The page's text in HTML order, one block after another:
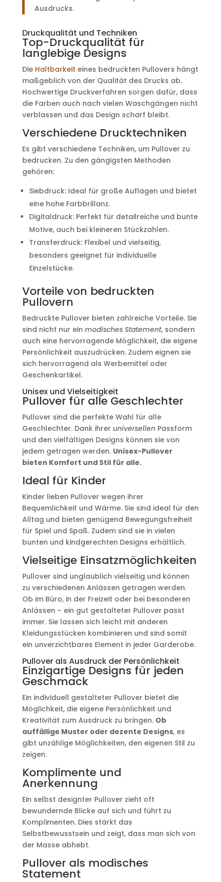
Ausdrucks.
Druckqualität und Techniken
Top-Druckqualität für
langlebige Designs
Die Haltbarkeit eines bedruckten Pullovers hängt
maßgeblich von der Qualität des Drucks ab.
Hochwertige Druckverfahren sorgen dafür, dass
die Farben auch nach vielen Waschgängen nicht
verblassen und das Design scharf bleibt.
Verschiedene Drucktechniken
Es gibt verschiedene Techniken, um Pullover zu
bedrucken. Zu den gängigsten Methoden
gehören:
Siebdruck: Ideal für große Auflagen und bietet
eine hohe Farbbrillanz.
Digitaldruck: Perfekt für detailreiche und bunte
Motive, auch bei kleineren Stückzahlen.
Transferdruck: Flexibel und vielseitig,
besonders geeignet für individuelle
Einzelstücke.
Vorteile von bedruckten
Pullovern
Bedruckte Pullover bieten zahlreiche Vorteile. Sie
sind nicht nur ein modisches Statement, sondern
auch eine hervorragende Möglichkeit, die eigene
Persönlichkeit auszudrücken. Zudem eignen sie
sich hervorragend als Werbemittel oder
Geschenkartikel.
Unisex und Vielseitigkeit
Pullover für alle Geschlechter
Pullover sind die perfekte Wahl für alle
Geschlechter. Dank ihrer universellenPassform
und den vielfältigen Designs können sie von
jedem getragen werden. Unisex-Pullover
bieten Komfort und Stil für alle.
Ideal für Kinder
Kinder lieben Pullover wegen ihrer
Bequemlichkeit und Wärme. Sie sind ideal für den
Alltag und bieten genügend Bewegungsfreiheit
für Spiel und Spaß. Zudem sind sie in vielen
bunten und kindgerechten Designs erhältlich.
Vielseitige Einsatzmöglichkeiten
Pullover sind unglaublich vielseitig und können
zu verschiedenen Anlässen getragen werden.
Ob im Büro, in der Freizeit oder bei besonderen
Anlässen – ein gut gestalteter Pullover passt
immer. Sie lassen sich leicht mit anderen
Kleidungsstücken kombinieren und sind somit
ein unverzichtbares Element in jeder Garderobe.
Pullover als Ausdruck der Persönlichkeit
Einzigartige Designs für jeden
Geschmack
Ein individuell gestalteter Pullover bietet die
Möglichkeit, die eigene Persönlichkeit und
Kreativität zum Ausdruck zu bringen. Ob
auffällige Muster oder dezente Designs, es
gibt unzählige Möglichkeiten, den eigenen Stil zu
zeigen.
Komplimente und
Anerkennung
Ein selbst designter Pullover zieht oft
bewundernde Blicke auf sich und führt zu
Komplimenten. Dies stärkt das
Selbstbewusstsein und zeigt, dass man sich von
der Masse abhebt.
Pullover als modisches
Statement